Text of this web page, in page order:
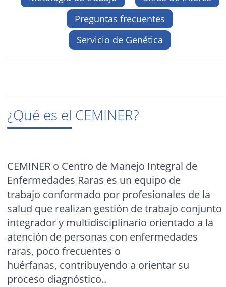
Preguntas frecuentes
Servicio de Genética
¿Qué es el CEMINER?
CEMINER o Centro de Manejo Integral de
Enfermedades Raras es un equipo de
trabajo conformado por profesionales de la
salud que realizan gestión de trabajo conjunto
integrador y multidisciplinario orientado a la
atención de personas con enfermedades
raras, poco frecuentes o
huérfanas, contribuyendo a orientar su
proceso diagnóstico..